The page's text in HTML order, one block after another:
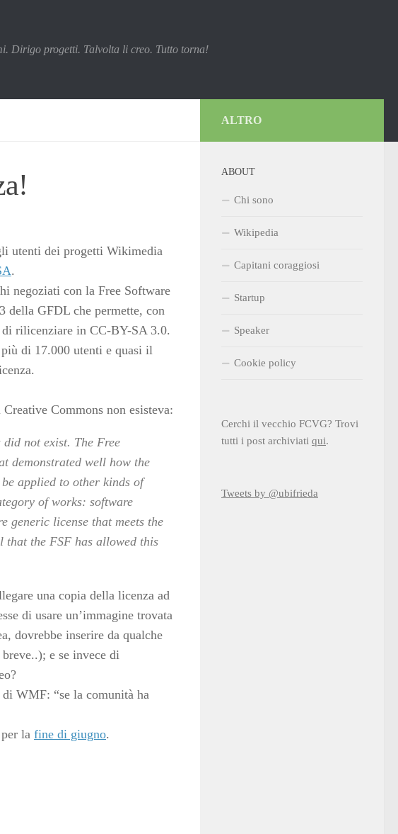
Dirigo progetti. Talvolta li creo. Tutto torna!
utenti dei progetti Wikimedia
.
negoziati con la Free Software
della GFDL che permette, con
rilicenziare in CC-BY-SA 3.0.
di 17.000 utenti e quasi il
Commons non esisteva:
not exist. The Free
demonstrated well how the
applied to other kinds of
of works: software
generic license that meets the
that the FSF has allowed this
una copia della licenza ad
di usare un’immagine trovata
dovrebbe inserire da qualche
e se invece di
di WMF: “se la comunità ha
la fine di giugno.
ALTRO
ABOUT
Chi sono
Wikipedia
Capitani coraggiosi
Startup
Speaker
Cookie policy
Cerchi il vecchio FCVG? Trovi
tutti i post archiviati qui.
Tweets by @ubifrieda